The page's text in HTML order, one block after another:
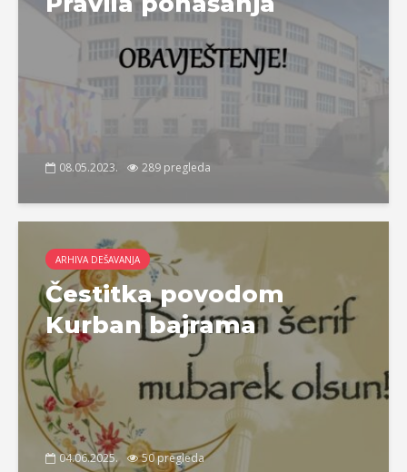
08.05.2023. 289 pregleda
ARHIVA DEŠAVANJA
Čestitka povodom
Kurban bajrama
04.06.2025. 50 pregleda